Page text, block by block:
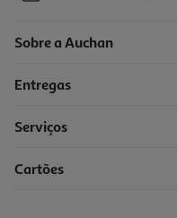
Sobre a Auchan
Entregas
Serviços
Cartões